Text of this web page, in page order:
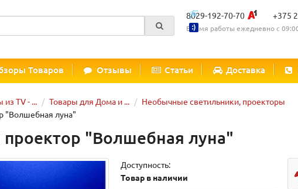
8029-192-70-70 +375
Время работы ежедневно с
Товаров Отзывы Статьи Доставка
из TV - ... Товары для Дома и ...
Необычные светильники, проекторы
"Волшебная луна"
проектор "Волшебная луна"
Доступность:
Товар в наличии